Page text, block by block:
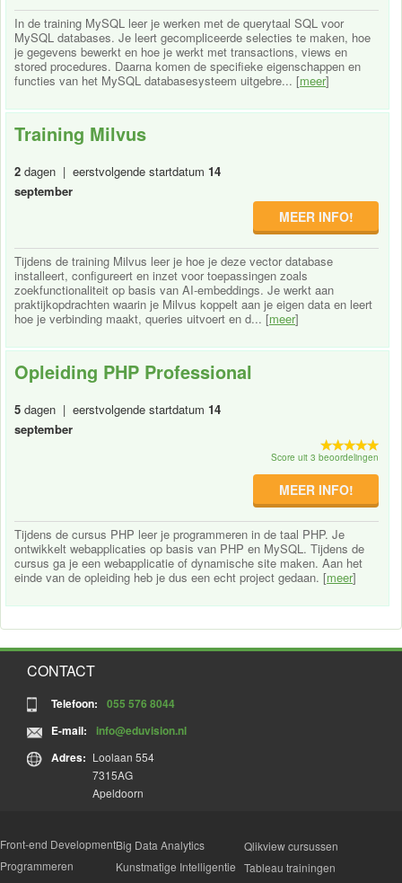
In de training MySQL leer je werken met de querytaal SQL voor
MySQL databases. Je leert gecompliceerde selecties te maken, hoe
je gegevens bewerkt en hoe je werkt met transactions, views en
stored procedures. Daarna komen de specifieke eigenschappen en
functies van het MySQL databasesysteem uitgebre... [meer]
Training Milvus
2 dagen | eerstvolgende startdatum 14
september
MEER INFO!
Tijdens de training Milvus leer je hoe je deze vector database
installeert, configureert en inzet voor toepassingen zoals
zoekfunctionaliteit op basis van AI-embeddings. Je werkt aan
praktijkopdrachten waarin je Milvus koppelt aan je eigen data en leert
hoe je verbinding maakt, queries uitvoert en d... [meer]
Opleiding PHP Professional
5 dagen | eerstvolgende startdatum 14
september
Score uit 3 beoordelingen
MEER INFO!
Tijdens de cursus PHP leer je programmeren in de taal PHP. Je
ontwikkelt webapplicaties op basis van PHP en MySQL. Tijdens de
cursus ga je een webapplicatie of dynamische site maken. Aan het
einde van de opleiding heb je dus een echt project gedaan. [meer]
CONTACT
Telefoon:
055 576 8044
E-mail:
info@eduvision.nl
Adres: Loolaan 554
7315AG
Apeldoorn
Front-end Development
Programmeren
Big Data Analytics
Kunstmatige Intelligentie
Qlikview cursussen
Tableau trainingen